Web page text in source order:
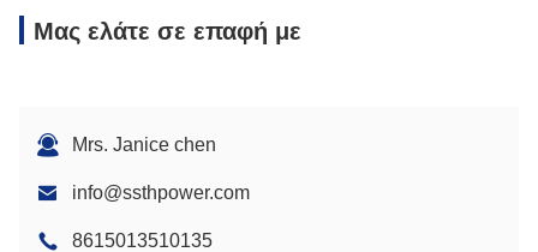
Μας ελάτε σε επαφή με
Mrs. Janice chen
info@ssthpower.com
8615013510135